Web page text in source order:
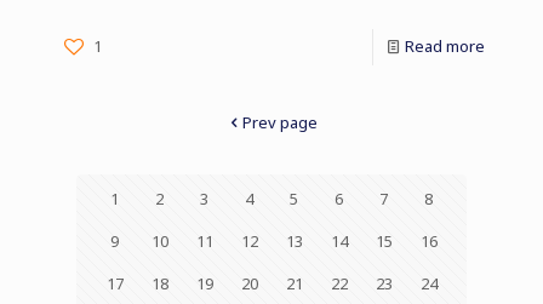
1 Read more
Prev page
1 2 3 4 5 6 7
8
9
10 11 12 13 14 15
16
17
18 19 20 21 22 23
24